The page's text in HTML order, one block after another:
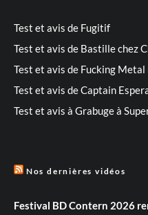
Test et avis de Fugitif
Test et avis de Bastille chez
Test et avis de Fucking
Test et avis de Captain
Test et avis à Grabuge à
Nos dernières vidéos
Festival BD Contern 2026